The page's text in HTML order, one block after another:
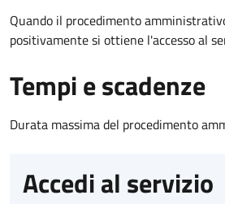
Quando il procedimento
positivamente si ottiene l'accesso al
Tempi e scadenze
Durata massima del procedimento
Accedi al servizio